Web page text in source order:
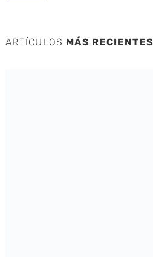
ARTÍCULOS MÁS RECIENTES